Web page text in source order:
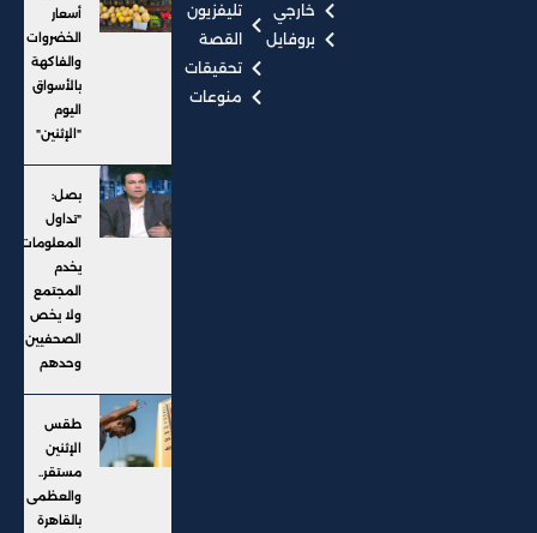
خارجي
بروفايل
تليفزيون
القصة
تحقيقات
منوعات
أسعار
الخضروات
والفاكهة
بالأسواق
اليوم
"الإثنين"
بصل:
"تداول
المعلومات"
يخدم
المجتمع
ولا يخص
الصحفيين
وحدهم
طقس
الإثنين
مستقر..
والعظمى
بالقاهرة